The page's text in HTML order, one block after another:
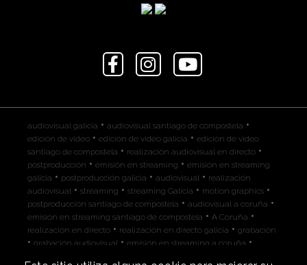
audiovisual galicia • audiovisual santiago de compostela •
edición de video • edición de video galicia • edición de video
santiago de compostela • realización audiovisual en directo •
postproducción • emisión en streaming • emisión en streaming
galicia • postproducción galicia • audiovisual • realización
audiovisual • streaming • streaming Galicia • motion graphics •
postproducción santiago de compostela • audiovisual a coruña •
emisión en streaming santiago de compostela • A Coruña •
realización en directo • realización en directo galicia • grabación
• grabación audiovisual • emisión en streaming a coruña •